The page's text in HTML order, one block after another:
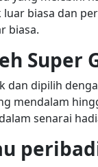
biasa dan
biasa.
Super
dipilih
mendalam
senarai